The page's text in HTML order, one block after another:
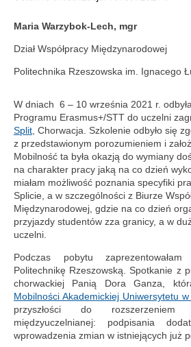
Maria Warzybok-
Dział Współpracy Międzynarodowej
Politechnika Rzeszowska im. Ignacego
W dniach 6 – 10 września 2021 r.
Programu Erasmus+/STT do uczelni
Split , Chorwacja. Szkolenie odbyło się
z przedstawionym porozumieniem i
Mobilność ta była okazją do wymiany
na charakter pracy jaką na co dzień
miałam możliwość poznania specyfiki
Splicie, a w szczególności z Biurze
Międzynarodowej, gdzie na co dzień
przyjazdy studentów zza granicy, a w
uczelni.
Podczas pobytu zaprezentowałam
Politechnikę Rzeszowską. Spotkanie z
chorwackiej Panią Dora Ganza,
Mobilności Akademickiej Uniwersytetu w
przyszłości do rozszerzeniem
międzyuczelnianej: podpisania
wprowadzenia zmian w istniejących już